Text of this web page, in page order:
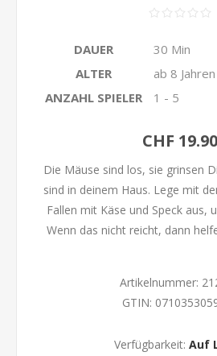
DAUER
30 Min
ALTER
ab 8 Jahren
ANZAHL SPIELER
1 - 5
CHF 19.90
Die Mäuse sind los, sie grinsen
sind in deinem Haus. Lege mit
Fallen mit Käse und Speck aus,
Wenn das nicht reicht, dann
Artikelnummer:
GTIN:
Verfügbarkeit: Auf